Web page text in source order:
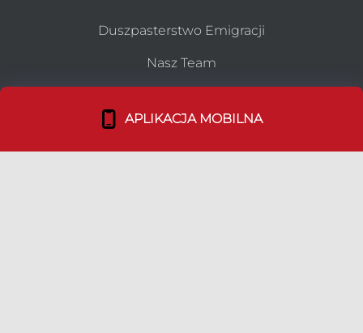
Duszpasterstwo Emigracji
Nasz Team
APLIKACJA MOBILNA